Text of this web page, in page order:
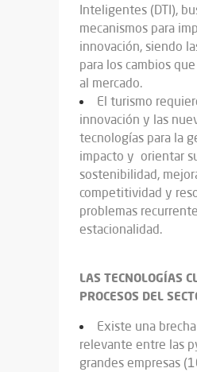
Inteligentes (DTI),
mecanismos para
innovación, siendo
para los cambios
al mercado.
El turismo
innovación y las
tecnologías para la
impacto y orientar
sostenibilidad,
competitividad y
problemas
estacionalidad.
LAS TECNOLOGÍAS
PROCESOS DEL
Existe una
relevante entre las
grandes empresas